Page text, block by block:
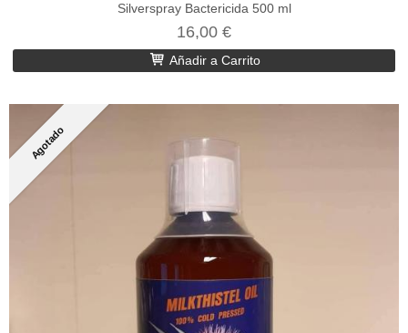
Silverspray Bactericida 500 ml
16,00 €
Añadir a Carrito
Agotado